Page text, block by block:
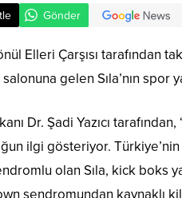
Gönder
Elleri Çarşısı tarafından
gelen Sıla’nın spor
Dr. Şadi Yazıcı
ilgi gösteriyor.
olan Sıla, kick
sendromundan kaynaklı